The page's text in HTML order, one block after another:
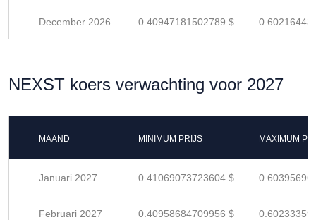
December 2026 0.40947181502789 $
NEXST koers verwachting voor 2027
MAAND MINIMUM PRIJS MAXIMUM
Januari 2027 0.41069073723604 $
Februari 2027 0.40958684709956 $